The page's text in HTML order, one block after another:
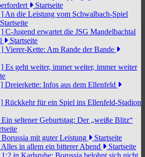
Startseite
] An die Leistung vom Schwalbach-Spiel
Startseite
] C-Jugend erwartet die JSG Mandelbachtal
Startseite
] Vierer-Kette: Am Rande der Bande
] Es geht weiter, immer weiter, immer weiter
Dreierkette: Infos aus dem Ellenfeld
Rückkehr für ein Spiel ins Ellenfeld-Stadion
Ein seltener Geburtstag: Der „weiße Blitz“
Borussia mit guter Leistung
Startseite
Alles in allem ein bitterer Abend
Startseite
1:2 in Karlsruhe: Borussia belohnt sich nicht